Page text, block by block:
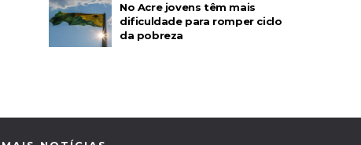
No Acre jovens têm mais
dificuldade para romper ciclo
da pobreza